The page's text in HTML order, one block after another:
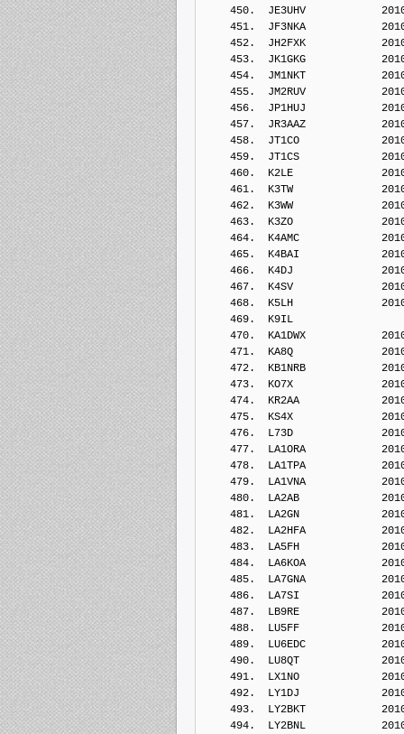
450.  JE3UHV
451.  JF3NKA
452.  JH2FXK
453.  JK1GKG
454.  JM1NKT
455.  JM2RUV
456.  JP1HUJ
457.  JR3AAZ
458.  JT1CO
459.  JT1CS
460.  K2LE
461.  K3TW
462.  K3WW
463.  K3ZO
464.  K4AMC
465.  K4BAI
466.  K4DJ
467.  K4SV
468.  K5LH
469.  K9IL
470.  KA1DWX
471.  KA8Q
472.  KB1NRB
473.  KO7X
474.  KR2AA
475.  KS4X
476.  L73D
477.  LA1ORA
478.  LA1TPA
479.  LA1VNA
480.  LA2AB
481.  LA2GN
482.  LA2HFA
483.  LA5FH
484.  LA6KOA
485.  LA7GNA
486.  LA7SI
487.  LB9RE
488.  LU5FF
489.  LU6EDC
490.  LU8QT
491.  LX1NO
492.  LY1DJ
493.  LY2BKT
494.  LY2BNL